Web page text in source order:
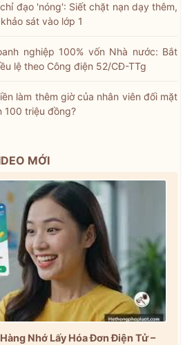
đạo 'nóng': Siết chặt nạn dạy thêm,
sát vào lớp 1
nghiệp 100% vốn Nhà nước: Bắt
lệ theo Công điện 52/CĐ-TTg
làm thêm giờ của nhân viên đối mặt
100 triệu đồng?
MỚI
Nhớ Lấy Hóa Đơn Điện Tử –